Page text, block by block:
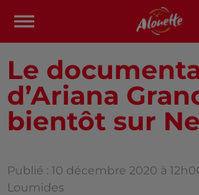
Le
d’Ariana
bientôt sur
Publié : 10 décembre 2020 à
Loumides